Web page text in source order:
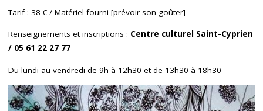
Tarif : 38 € / Matériel fourni [prévoir son goûter]
Renseignements et inscriptions : Centre culturel Saint-Cyprien
/ 05 61 22 27 77
Du lundi au vendredi de 9h à 12h30 et de 13h30 à 18h30